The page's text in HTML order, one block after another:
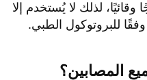
وقائيًا، لذلك لا يُستخدم إلا
للبروتوكول الطبي.
المصابين؟